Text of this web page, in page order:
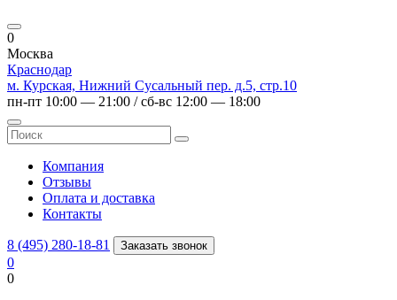
0
Москва
Краснодар
м. Курская, Нижний Сусальный пер. д.5, стр.10
пн-пт 10:00 — 21:00 / сб-вс 12:00 — 18:00
Компания
Отзывы
Оплата и доставка
Контакты
8 (495) 280-18-81 Заказать звонок
0
0